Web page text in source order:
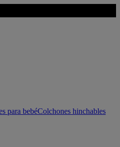
para bebéColchones hinchables